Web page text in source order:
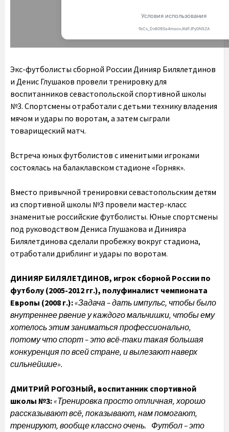
Экс-футболисты сборной России Динияр Билялетдинов
и Денис Глушаков провели тренировку для
воспитанников севастопольской спортивной школы
№3. Спортсмены отработали с детьми технику владения
мячом и удары по воротам, а затем сыграли
товарищеский матч.
Встреча юных футболистов с именитыми игроками
состоялась на балаклавском стадионе «Горняк».
Вместо привычной тренировки севастопольским детям
из спортивной школы №3 провели мастер-класс
знаменитые российские футболисты. Юные спортсмены
под руководством Дениса Глушакова и Динияра
Билялетдинова сделали пробежку вокруг стадиона,
отработали дриблинг и удары по воротам.
ДИНИЯР БИЛЯЛЕТДИНОВ, игрок сборной России по
футболу (2005-2012 гг.), полуфиналист чемпионата
Европы (2008 г.):«Задача – дать импульс, чтобы было
внутреннее рвение у каждого мальчишки, чтобы ему
хотелось этим заниматься профессионально,
потому что спорт – это всё-таки такая большая
конкуренция по всей стране, и вылезают наверх
сильнейшие».
ДМИТРИЙ РОГОЗНЫЙ, воспитанник спортивной
школы №3:«Тренировка просто отличная, хорошо
рассказывают всё, показывают, нам помогают,
тренируют, вообще классно очень. Футбол – это